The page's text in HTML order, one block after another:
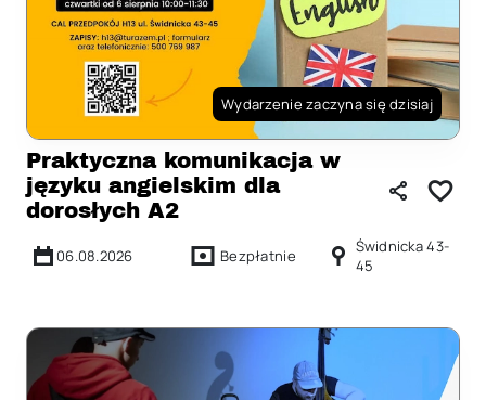
Wydarzenie zaczyna się dzisiaj
Praktyczna komunikacja w
języku angielskim dla
dorosłych A2
06.08.2026 Bezpłatnie
Świdnicka 43-
45